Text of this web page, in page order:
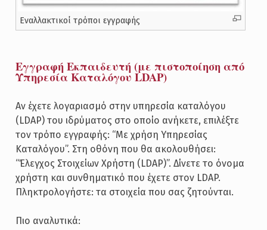
Εναλλακτικοί τρόποι εγγραφής
Εγγραφή Εκπαιδευτή (με πιστοποίηση από
Υπηρεσία Καταλόγου LDAP)
Αν έχετε λογαριασμό στην υπηρεσία καταλόγου
(LDAP) του ιδρύματος στο οποίο ανήκετε, επιλέξτε
τον τρόπο εγγραφής: “Με χρήση Υπηρεσίας
Καταλόγου”. Στη οθόνη που θα ακολουθήσει:
“Έλεγχος Στοιχείων Χρήστη (LDAP)”. Δίνετε το όνομα
χρήστη και συνθηματικό που έχετε στον LDAP.
Πληκτρολογήστε: τα στοιχεία που σας ζητούνται.
Πιο αναλυτικά: